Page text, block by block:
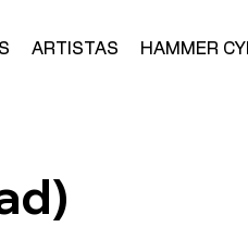
ARTISTAS HAMMER